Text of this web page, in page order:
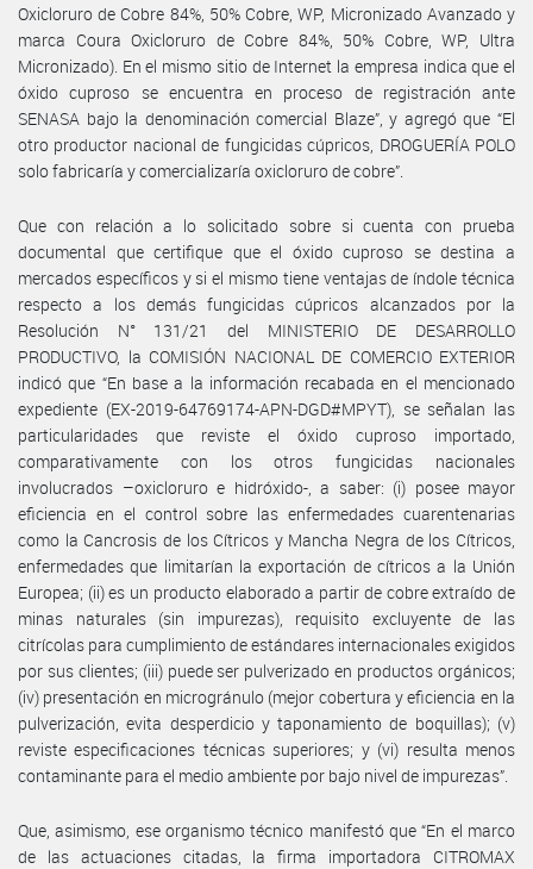
Oxicloruro de Cobre 84%, 50% Cobre, WP, Micronizado Avanzado y
marca Coura Oxicloruro de Cobre 84%, 50% Cobre, WP, Ultra
Micronizado). En el mismo sitio de Internet la empresa indica que el
óxido cuproso se encuentra en proceso de registración ante
SENASA bajo la denominación comercial Blaze”, y agregó que “El
otro productor nacional de fungicidas cúpricos, DROGUERÍA POLO
solo fabricaría y comercializaría oxicloruro de cobre”.
Que con relación a lo solicitado sobre si cuenta con prueba
documental que certifique que el óxido cuproso se destina a
mercados específicos y si el mismo tiene ventajas de índole técnica
respecto a los demás fungicidas cúpricos alcanzados por la
Resolución N° 131/21 del MINISTERIO DE DESARROLLO
PRODUCTIVO, la COMISIÓN NACIONAL DE COMERCIO EXTERIOR
indicó que “En base a la información recabada en el mencionado
expediente (EX-2019-64769174-APN-DGD#MPYT), se señalan las
particularidades que reviste el óxido cuproso importado,
comparativamente con los otros fungicidas nacionales
involucrados –oxicloruro e hidróxido-, a saber: (i) posee mayor
eficiencia en el control sobre las enfermedades cuarentenarias
como la Cancrosis de los Cítricos y Mancha Negra de los Cítricos,
enfermedades que limitarían la exportación de cítricos a la Unión
Europea; (ii) es un producto elaborado a partir de cobre extraído de
minas naturales (sin impurezas), requisito excluyente de las
citrícolas para cumplimiento de estándares internacionales exigidos
por sus clientes; (iii) puede ser pulverizado en productos orgánicos;
(iv) presentación en microgránulo (mejor cobertura y eficiencia en la
pulverización, evita desperdicio y taponamiento de boquillas); (v)
reviste especificaciones técnicas superiores; y (vi) resulta menos
contaminante para el medio ambiente por bajo nivel de impurezas”.
Que, asimismo, ese organismo técnico manifestó que “En el marco
de las actuaciones citadas, la firma importadora CITROMAX